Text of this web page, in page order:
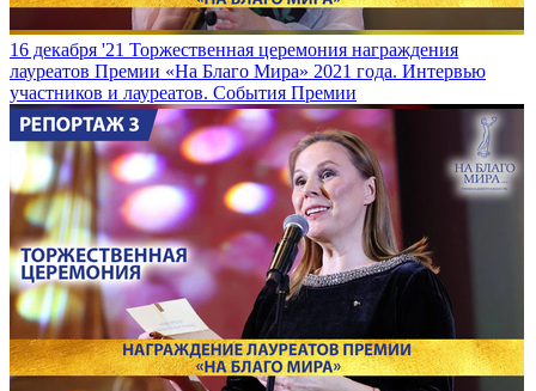
16 декабря '21 Торжественная церемония награждения
лауреатов Премии «На Благо Мира» 2021 года. Интервью
участников и лауреатов. События Премии